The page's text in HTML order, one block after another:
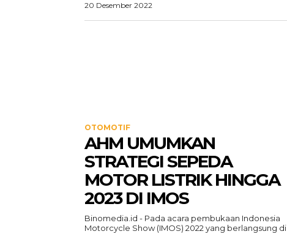
20 Desember 2022
OTOMOTIF
AHM UMUMKAN
STRATEGI SEPEDA
MOTOR LISTRIK HINGGA
2023 DI IMOS
Binomedia.id - Pada acara pembukaan Indonesia
Motorcycle Show (IMOS) 2022 yang berlangsung di